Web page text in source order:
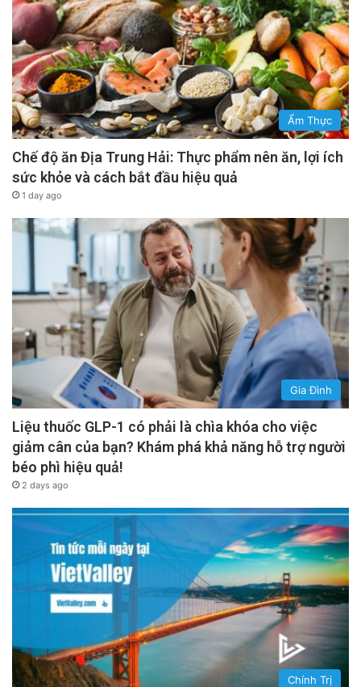
Ẩm Thực
Chế độ ăn Địa Trung Hải: Thực phẩm nên ăn, lợi ích
sức khỏe và cách bắt đầu hiệu quả
1 day ago
Gia Đình
Liệu thuốc GLP-1 có phải là chìa khóa cho việc
giảm cân của bạn? Khám phá khả năng hỗ trợ người
béo phì hiệu quả!
2 days ago
Chính Trị